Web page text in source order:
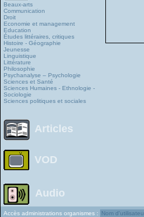
Beaux-arts
Communication
Droit
Economie et management
Education
Études littéraires, critiques
Histoire - Géographie
Jeunesse
Linguistique
Littérature
Philosophie
Psychanalyse – Psychologie
Sciences et Santé
Sciences Humaines - Ethnologie -
Sociologie
Sciences politiques et sociales
Articles
VOD
Audio
Accès administrations organismes :